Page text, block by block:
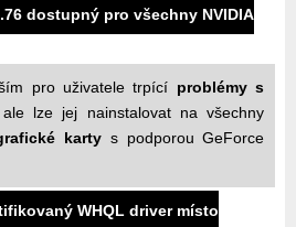
dostupný pro všechny NVIDIA
pro uživatele trpící problémy s
lze jej nainstalovat na všechny
karty s podporou GeForce
WHQL driver místo